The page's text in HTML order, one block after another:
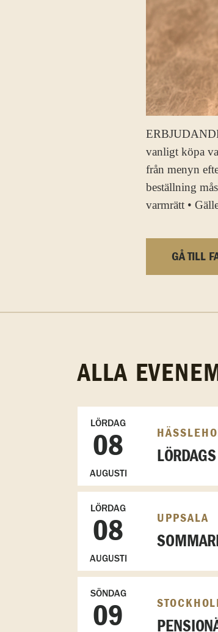
vanligt köpa
från menyn
beställning
varmrätt •
GÅ TILL
ALLA
LÖRDAG
08
AUGUSTI
LÖRDAG
08
AUGUSTI
UPPSALA
SÖNDAG
09